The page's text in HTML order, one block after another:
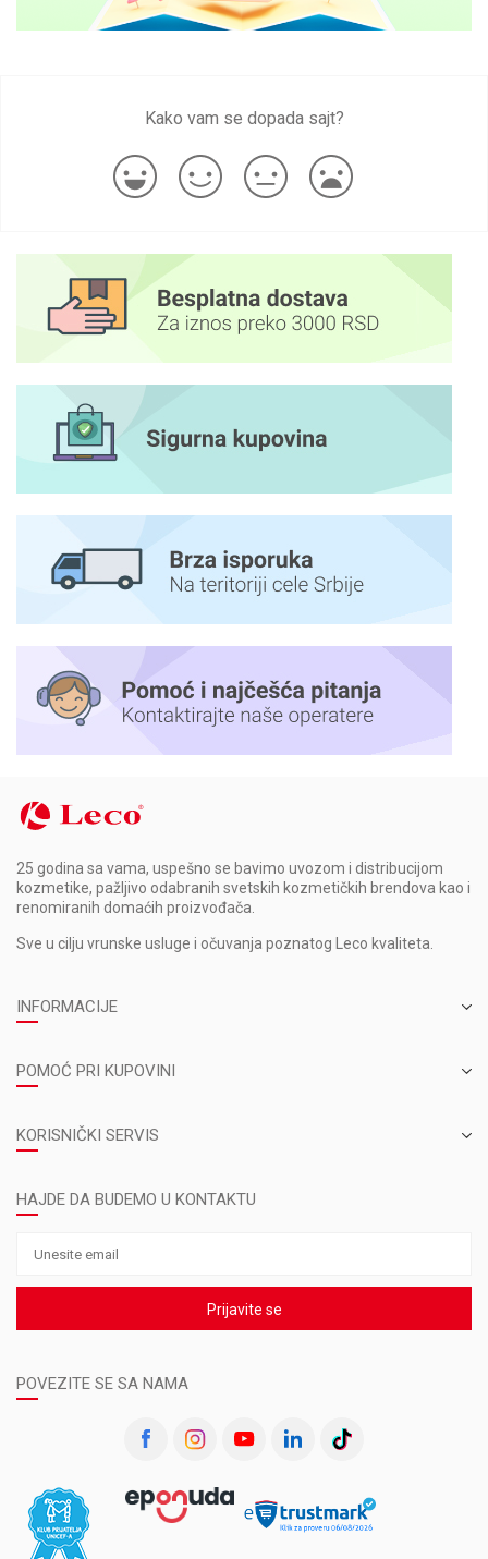
Kako vam se dopada sajt?
25 godina sa vama, uspešno se bavimo uvozom i distribucijom
kozmetike, pažljivo odabranih svetskih kozmetičkih brendova kao i
renomiranih domaćih proizvođača.
Sve u cilju vrunske usluge i očuvanja poznatog Leco kvaliteta.
INFORMACIJE
POMOĆ PRI KUPOVINI
KORISNIČKI SERVIS
HAJDE DA BUDEMO U KONTAKTU
Prijavite se
POVEZITE SE SA NAMA